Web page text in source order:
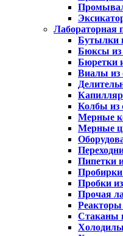
Лабораторная
Бутылки
Бюксы из
Бюретки
Виалы из
Колбы из
Мерные
Мерные
Пипетки
Пробирки
Пробки
Прочая
Реакторы
Стаканы